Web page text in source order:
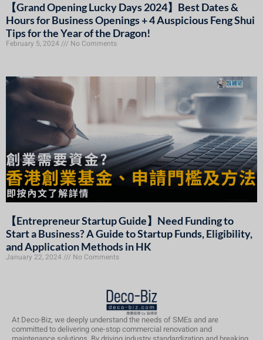
【Grand Opening Lucky Days 2024】Best Dates &
Hours for Business Openings + 4 Auspicious Feng Shui
Tips for the Year of the Dragon!
February 5, 2024 No Comments
【Entrepreneur Startup Guide】Need Funding to
Start a Business? A Guide to Startup Funds, Eligibility,
and Application Methods in HK
January 22, 2024 No Comments
At Deco-Biz, we deeply understand the needs of SMEs and are
committed to delivering one-stop commercial renovation and